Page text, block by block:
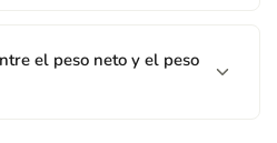
el peso neto y el peso